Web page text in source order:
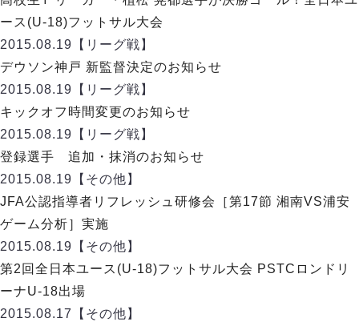
ペスカドーラ町田
湘南ベルマーレ
ボアルース長野
名古屋オーシャンズ
シュライカー大阪
ボルクバレット北九州
バサジィ大分
選手の通算記録（Ｆ２）
ヴォスクオーレ仙台
マルバ水戸FC
リガーレヴィア葛飾
Y．S．C．C．横浜
ヴィンセドール白山
FOLLOW US!
ース(U-18)フットサル大会
2015.08.19 【リーグ戦】
デウソン神戸 新監督決定のお知らせ
2015.08.19 【リーグ戦】
キックオフ時間変更のお知らせ
2015.08.19 【リーグ戦】
登録選手 追加・抹消のお知らせ
2015.08.19 【その他】
JFA公認指導者リフレッシュ研修会［第17節 湘南VS浦安
ゲーム分析］実施
2015.08.19 【その他】
第2回全日本ユース(U-18)フットサル大会 PSTCロンドリ
ーナU-18出場
2015.08.17
【その他】